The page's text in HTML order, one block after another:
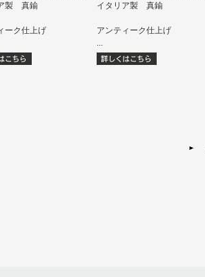
製 真鍮
ーク仕上げ
イタリア製 真鍮
アンティーク仕上げ
...